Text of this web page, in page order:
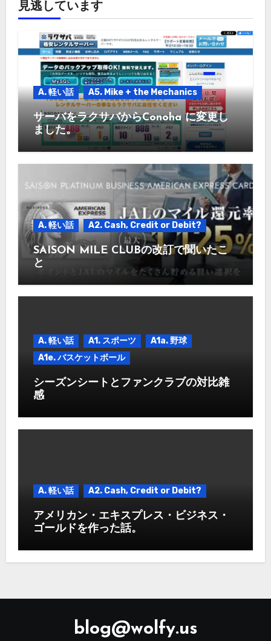
見逃しています
A. 軽い話 A5. Mike + the Mechanics
サーバをラクサバからConoha に変更し
ました。
A. 軽い話 A2. Cash, Credit or Debit?
SAISON MILE CLUBの改訂で聞いたこ
と
A. 軽い話 A1. スポーツ
A1a. 野球
A1e. バスケットボール
シーズンシートとファンクラブの対比雑
感
A. 軽い話 A2. Cash, Credit or Debit?
アメリカン・エキスプレス・ビジネス・
ゴールドを作った話。
blog@wolfy.us